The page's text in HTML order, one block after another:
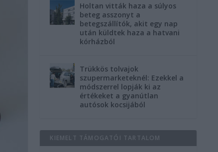
Holtan vitták haza a súlyos
beteg asszonyt a
betegszállítók, akit egy nap
után küldtek haza a hatvani
kórházból
Trükkös tolvajok
szupermarketeknél: Ezekkel a
módszerrel lopják ki az
értékeket a gyanútlan
autósok kocsijából
KIEMELT TÁMOGATÓI TARTALOM